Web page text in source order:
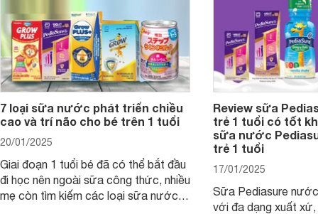
7 loại sữa nước phát triển chiều
cao và trí não cho bé trên 1 tuổi
20/01/2025
Giai đoạn 1 tuổi bé đã có thể bắt đầu
đi học nên ngoài sữa công thức, nhiều
mẹ còn tìm kiếm các loại sữa nước
Review sữa
trẻ 1 tuổi có tốt
sữa nước
trẻ 1 tuổi
17/01/2025
Sữa Pediasure
với đa dạng xuất